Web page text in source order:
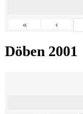
« ‹
Döben 2001